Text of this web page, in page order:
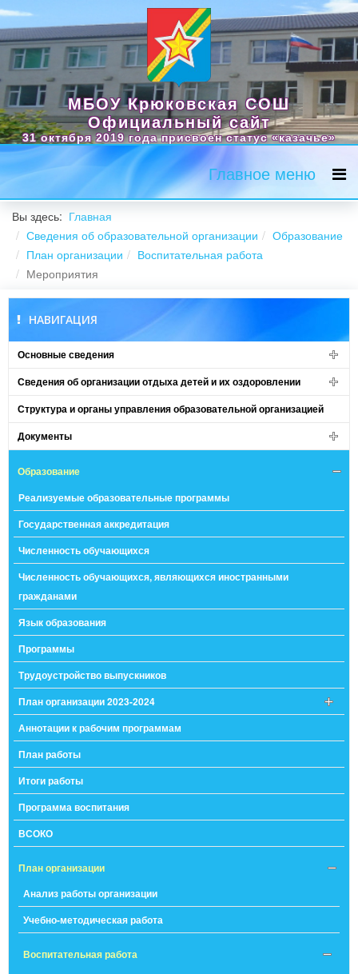
МБОУ Крюковская СОШ
Официальный сайт
31 октября 2019 года присвоен статус «казачье»
Главное меню
Вы здесь: Главная
Сведения об образовательной организации
Образование
План организации
Воспитательная работа
Мероприятия
НАВИГАЦИЯ
Основные сведения
Сведения об организации отдыха детей и их оздоровлении
Структура и органы управления образовательной организацией
Документы
Образование
Реализуемые образовательные программы
Государственная аккредитация
Численность обучающихся
Численность обучающихся, являющихся иностранными
гражданами
Язык образования
Программы
Трудоустройство выпускников
План организации 2023-2024
Аннотации к рабочим программам
План работы
Итоги работы
Программа воспитания
ВСОКО
План организации
Анализ работы организации
Учебно-методическая работа
Воспитательная работа